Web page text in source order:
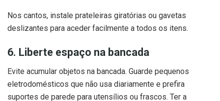
Nos cantos, instale prateleiras giratórias ou gavetas
deslizantes para aceder facilmente a todos os itens.
6. Liberte espaço na bancada
Evite acumular objetos na bancada. Guarde pequenos
eletrodomésticos que não usa diariamente e prefira
suportes de parede para utensílios ou frascos. Ter a